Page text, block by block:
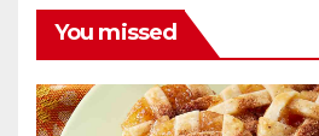
You missed